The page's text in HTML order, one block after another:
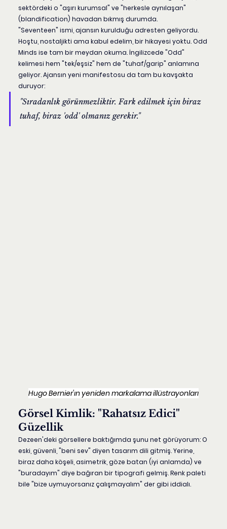
sektördeki o "aşırı kurumsal" ve "herkesle aynılaşan"
(blandification) havadan bıkmış durumda.
"Seventeen" ismi, ajansın kurulduğu adresten geliyordu.
Hoştu, nostaljikti ama kabul edelim, bir hikayesi yoktu. Odd
Minds ise tam bir meydan okuma. İngilizcede "Odd"
kelimesi hem "tek/eşsiz" hem de "tuhaf/garip" anlamına
geliyor. Ajansın yeni manifestosu da tam bu kavşakta
duruyor:
"Sıradanlık görünmezliktir. Fark edilmek için biraz
tuhaf, biraz 'odd' olmanız gerekir."
Hugo Bernier'ın yeniden markalama illüstrayonları
Görsel Kimlik: "Rahatsız Edici"
Güzellik
Dezeen'deki görsellere baktığımda şunu net görüyorum: O
eski, güvenli, "beni sev" diyen tasarım dili gitmiş. Yerine,
biraz daha köşeli, asimetrik, göze batan (iyi anlamda) ve
"buradayım" diye bağıran bir tipografi gelmiş. Renk paleti
bile "bize uymuyorsanız çalışmayalım" der gibi iddialı.